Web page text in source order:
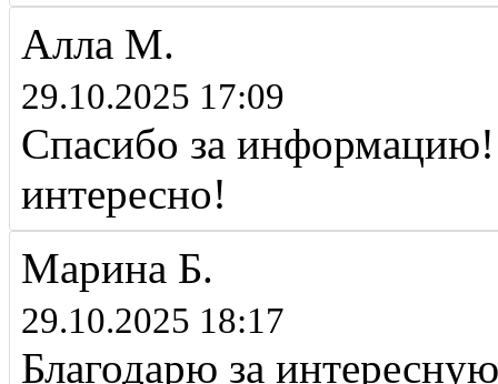
Алла М.
29.10.2025 17:09
Спасибо за
интересно!
Марина Б.
29.10.2025 18:17
Благодарю за